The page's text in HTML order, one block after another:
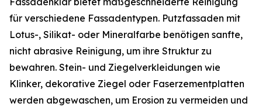
für verschiedene Fassadentypen. Putzfassaden mit
Lotus-, Silikat- oder Mineralfarbe benötigen sanfte,
nicht abrasive Reinigung, um ihre Struktur zu
bewahren. Stein- und Ziegelverkleidungen wie
Klinker, dekorative Ziegel oder Faserzementplatten
werden abgewaschen, um Erosion zu vermeiden und